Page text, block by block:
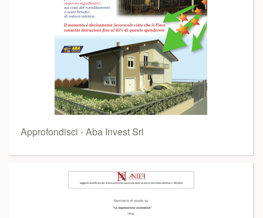
Approfondisci - Aba Invest Srl